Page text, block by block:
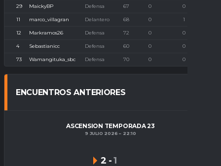
29 MaickyBP Defensa 67 0 0
11 marco_villagran Delantero 68 0 1
12 Markramos26 Defensa 72 0 0
4 Sebastianicc Defensa 60 0 0
73 Wamangituka_sbc Defensa 70 0 0
ENCUENTROS ANTERIORES
ASCENSION TEMPORADA 23
9 JULIO 2026 22:10
2 -1